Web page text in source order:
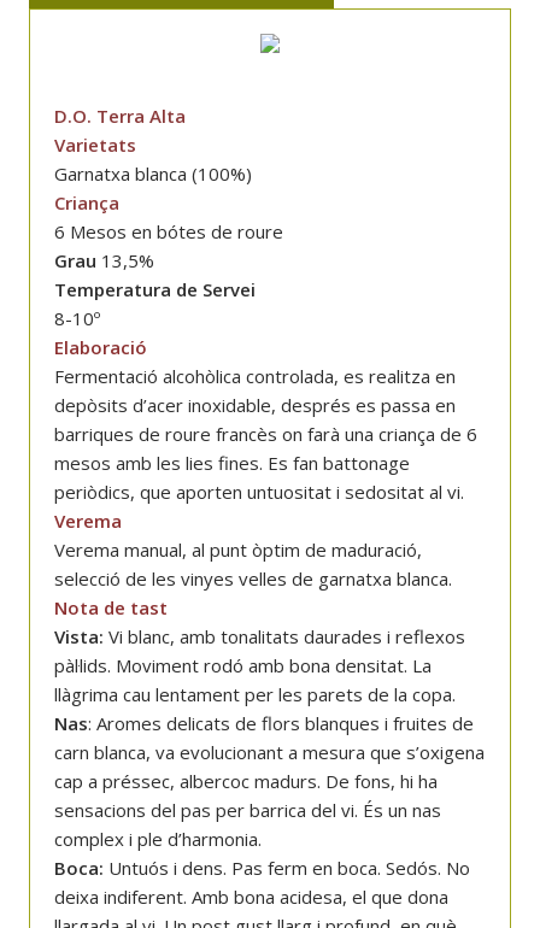
D.O. Terra Alta
Varietats
Garnatxa blanca (100%)
Criança
6 Mesos en bótes de roure
Grau 13,5%
Temperatura de Servei
8-10º
Elaboració
Fermentació alcohòlica controlada, es realitza en
depòsits d’acer inoxidable, després es passa en
barriques de roure francès on farà una criança de 6
mesos amb les lies fines. Es fan battonage
periòdics, que aporten untuositat i sedositat al vi.
Verema
Verema manual, al punt òptim de maduració,
selecció de les vinyes velles de garnatxa blanca.
Nota de tast
Vista: Vi blanc, amb tonalitats daurades i reflexos
pàl·lids. Moviment rodó amb bona densitat. La
llàgrima cau lentament per les parets de la copa.
Nas: Aromes delicats de flors blanques i fruites de
carn blanca, va evolucionant a mesura que s’oxigena
cap a préssec, albercoc madurs. De fons, hi ha
sensacions del pas per barrica del vi. És un nas
complex i ple d’harmonia.
Boca: Untuós i dens. Pas ferm en boca. Sedós. No
deixa indiferent. Amb bona acidesa, el que dona